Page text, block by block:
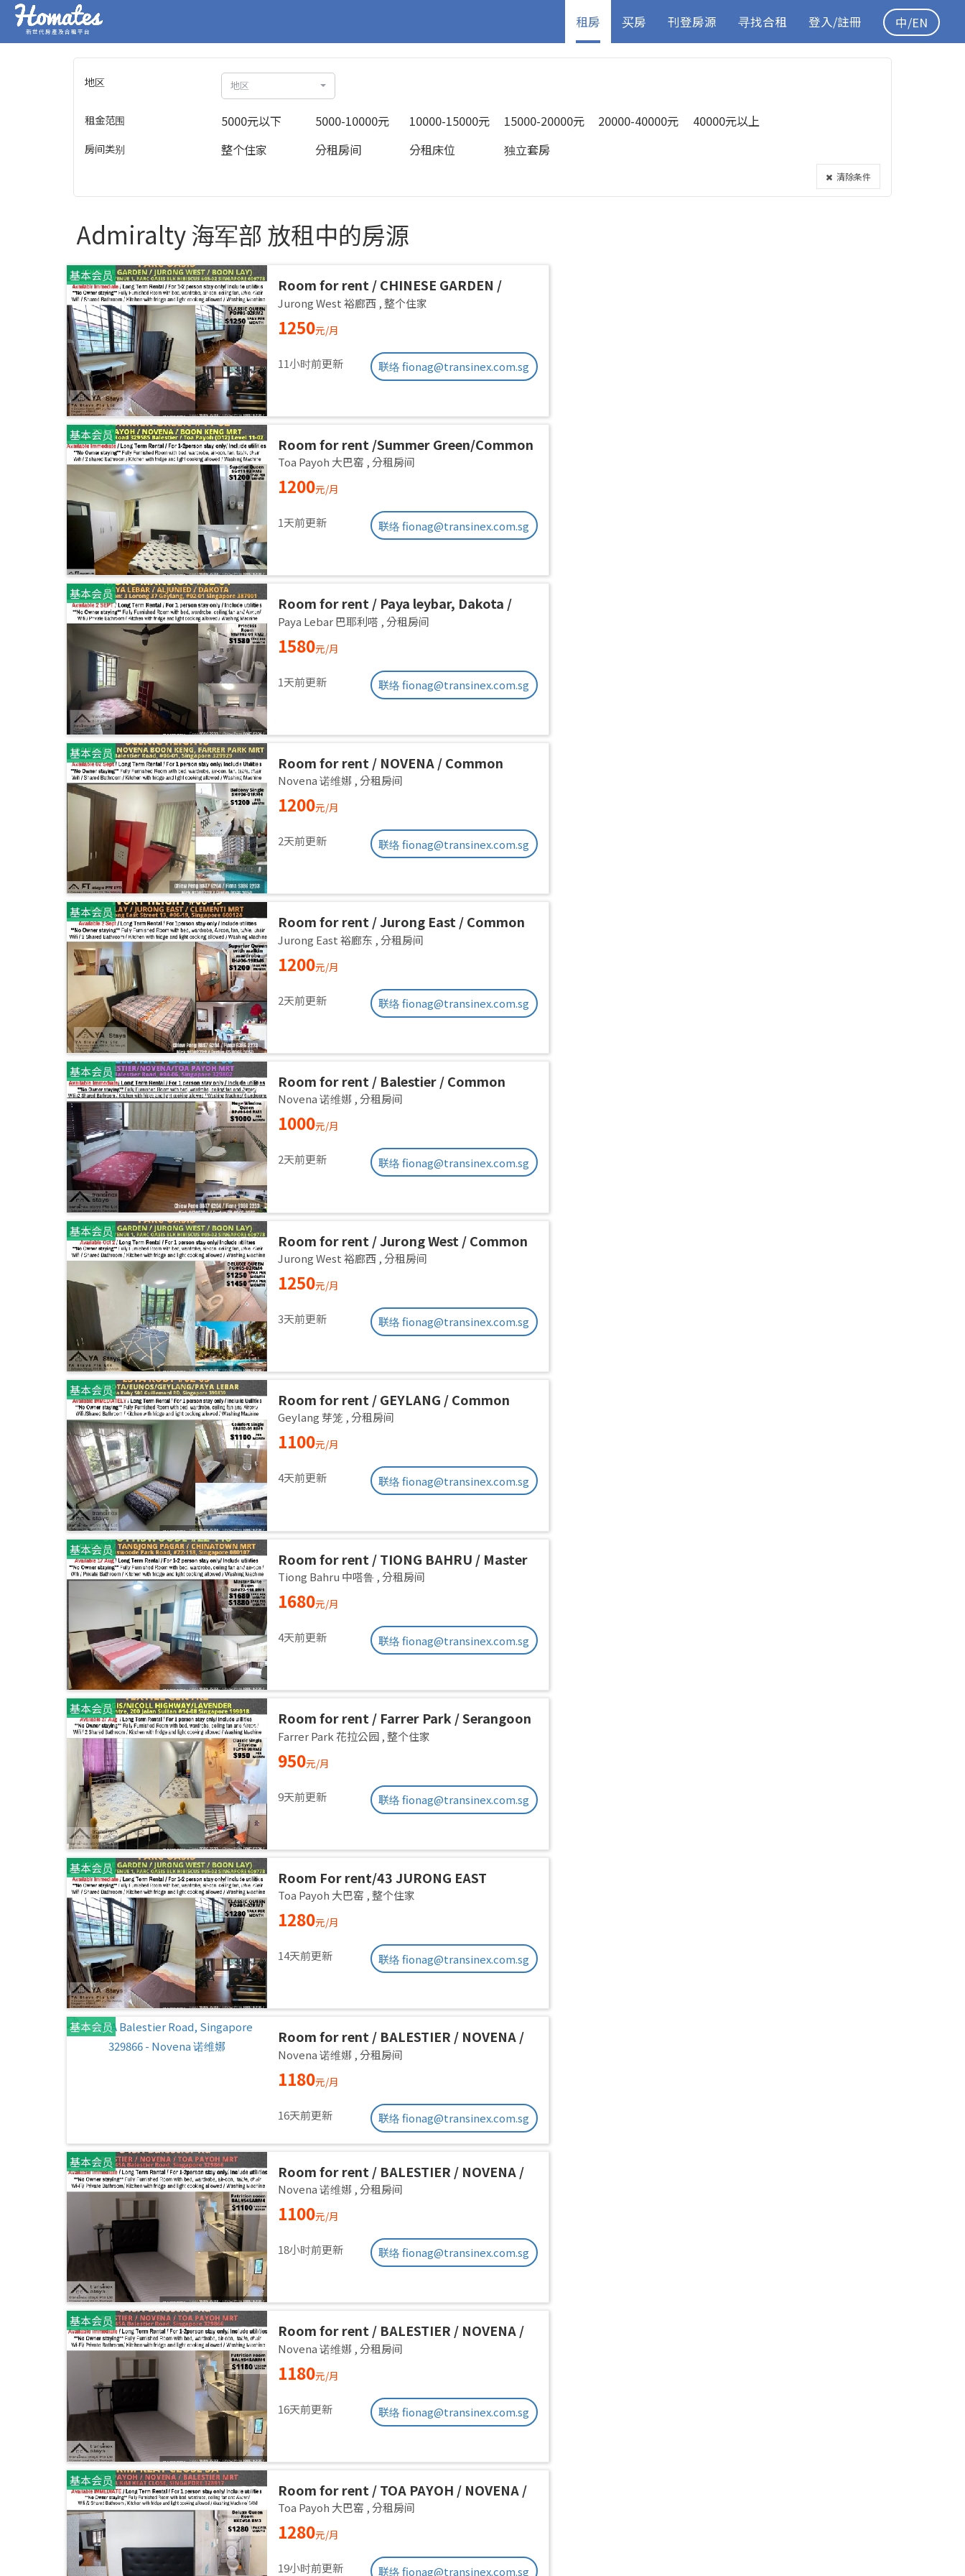
新世代房產及合租平台
租房 买房 刊登房源 寻找合租 登入/註冊 中/EN
地区 地区
租金范围 5000元以下 5000-10000元 10000-15000元 15000-20000元 20000-40000元 40000元以上
房间类别 整个住家 分租房间 分租床位 独立套房
清除条件
Admiralty 海军部 放租中的房源
基本会员
Room for rent / CHINESE GARDEN /
JURONG WEST / Common room / 1-2 pax
stay / Available Immediately
Jurong West 裕廊西 ,整个住家
1250元/月
11小时前更新 联络 fionag@transinex.com.sg
基本会员
Room for rent /Summer Green/Common
room/1 pax/Available Immediately
Toa Payoh 大巴窑 ,分租房间
1200元/月
1天前更新 联络 fionag@transinex.com.sg
基本会员
Room for rent / Paya leybar, Dakota /
Master room / 1pax stay / Available 2
Sept
Paya Lebar 巴耶利嗒 ,分租房间
1580元/月
1天前更新 联络 fionag@transinex.com.sg
基本会员
Room for rent / NOVENA / Common
room / 1pax stay / Available Sept 2
Novena 诺维娜 ,分租房间
1200元/月
2天前更新 联络 fionag@transinex.com.sg
基本会员
Room for rent / Jurong East / Common
room / 1pax stay / Available 2 Sept
Jurong East 裕廊东 ,分租房间
1200元/月
2天前更新 联络 fionag@transinex.com.sg
基本会员
Room for rent / Balestier / Common
room / 1pax stay / Available Immediately
Novena 诺维娜 ,分租房间
1000元/月
2天前更新 联络 fionag@transinex.com.sg
基本会员
Room for rent / Jurong West / Common
room / 1pax stay / Available Oct 2
Jurong West 裕廊西 ,分租房间
1250元/月
3天前更新 联络 fionag@transinex.com.sg
基本会员
Room for rent / GEYLANG / Common
room / 1pax stay / Available Immediately
Geylang 芽笼 ,分租房间
1100元/月
4天前更新 联络 fionag@transinex.com.sg
基本会员
Room for rent / TIONG BAHRU / Master
room / 1pax stay / Available 17 August
Tiong Bahru 中嗒鲁 ,分租房间
1680元/月
4天前更新 联络 fionag@transinex.com.sg
基本会员
Room for rent / Farrer Park / Serangoon
/ Common room / 1pax stay / Available
27 Aug
Farrer Park 花拉公园 ,整个住家
950元/月
9天前更新 联络 fionag@transinex.com.sg
基本会员
Room For rent/43 JURONG EAST
AVENUE 1, PARC OASIS BLK HIBISCUS
60977 Road/commen /for 1pax/
Available Immediate
Toa Payoh 大巴窑 ,整个住家
1280元/月
14天前更新 联络 fionag@transinex.com.sg
基本会员
Room for rent / BALESTIER / NOVENA /
Common room / 1pax stay / Available
immediate
Novena 诺维娜 ,分租房间
1180元/月
16天前更新 联络 fionag@transinex.com.sg
基本会员
Room for rent / BALESTIER / NOVENA /
Common room / 1pax stay / Available
immediate
Novena 诺维娜 ,分租房间
1100元/月
18小时前更新 联络 fionag@transinex.com.sg
基本会员
Room for rent / BALESTIER / NOVENA /
Common room / 1pax stay / Available
immediate
Novena 诺维娜 ,分租房间
1180元/月
16天前更新 联络 fionag@transinex.com.sg
基本会员
Room for rent / TOA PAYOH / NOVENA /
Common room / 1pax stay / Available
immediate
Toa Payoh 大巴窑 ,分租房间
1280元/月
19小时前更新 联络 fionag@transinex.com.sg